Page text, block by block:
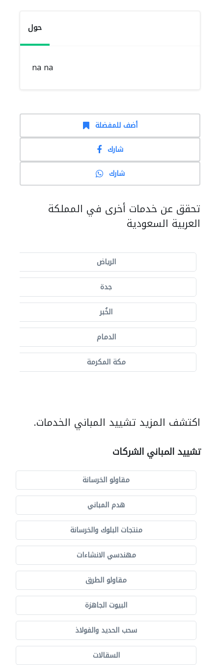
حول
na na
أضف للمفضلة
شارك
شارك
تحقق عن خدمات أخرى في المملكة
العربية السعودية
الرياض
جدة
الخُبر
الدمام
مكة المكرمة
اكتشف المزيد تشييد المباني الخدمات.
تشييد المباني الشركات
مقاولو الخرسانة
هدم المباني
منتجات البلوك والخرسانة
مهندسي الانشاءات
مقاولو الطرق
البيوت الجاهزة
سحب الحديد والفولاذ
السقالات